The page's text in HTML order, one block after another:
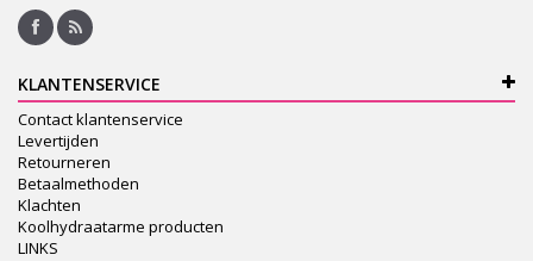
KLANTENSERVICE
Contact klantenservice
Levertijden
Retourneren
Betaalmethoden
Klachten
Koolhydraatarme producten
LINKS